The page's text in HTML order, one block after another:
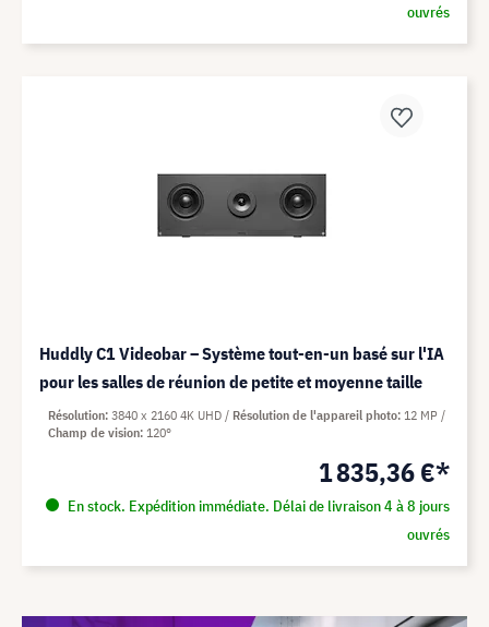
ouvrés
Huddly C1 Videobar – Système tout-en-un basé sur l'IA
pour les salles de réunion de petite et moyenne taille
1 835,36 €*
En stock. Expédition immédiate. Délai de livraison 4 à 8 jours
ouvrés
Résolution 3840 x 2160 4K UHD Résolution de l'appareil photo 12 MP
Champ de vision 120°